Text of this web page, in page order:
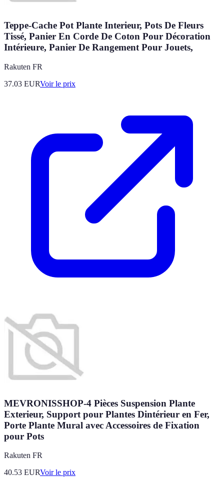
Teppe-Cache Pot Plante Interieur, Pots De Fleurs
Tissé, Panier En Corde De Coton Pour Décoration
Intérieure, Panier De Rangement Pour Jouets,
Rakuten FR
37.03 EURVoir le prix
MEVRONISSHOP-4 Pièces Suspension Plante
Exterieur, Support pour Plantes Dintérieur en Fer,
Porte Plante Mural avec Accessoires de Fixation
pour Pots
Rakuten FR
40.53 EURVoir le prix